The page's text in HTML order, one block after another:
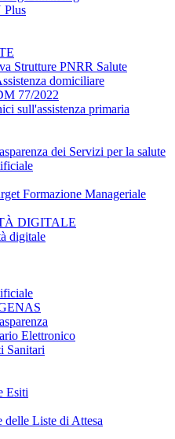
Plus
Strutture PNRR Salute
domiciliare
77/2022
sull'assistenza primaria
dei Servizi per la salute
Formazione Manageriale
DIGITALE
digitale
Elettronico
Sanitari
Esiti
delle Liste di Attesa